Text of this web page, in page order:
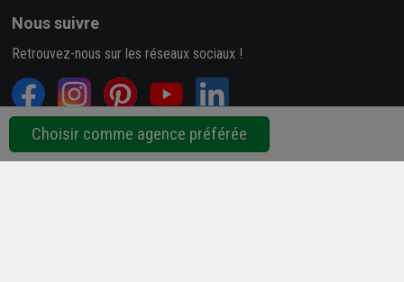
Choisir comme agence préférée
Nous suivre
Retrouvez-nous sur les réseaux sociaux !